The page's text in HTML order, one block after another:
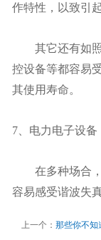
作特性，以致引
其它还有如照
控设备等都容易
其使用寿命。
7、电力电子设备
在多种场合，
容易感受谐波失
上一个： 那些你不知